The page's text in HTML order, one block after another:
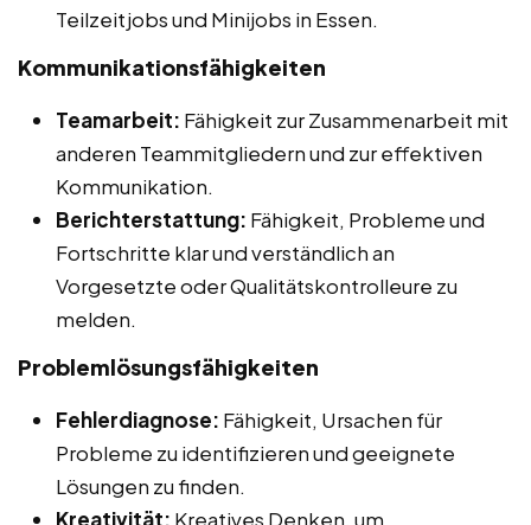
Teilzeitjobs und Minijobs in Essen.
Kommunikationsfähigkeiten
Teamarbeit: Fähigkeit zur Zusammenarbeit mit
anderen Teammitgliedern und zur effektiven
Kommunikation.
Berichterstattung: Fähigkeit, Probleme und
Fortschritte klar und verständlich an
Vorgesetzte oder Qualitätskontrolleure zu
melden.
Problemlösungsfähigkeiten
Fehlerdiagnose: Fähigkeit, Ursachen für
Probleme zu identifizieren und geeignete
Lösungen zu finden.
Kreativität: Kreatives Denken, um